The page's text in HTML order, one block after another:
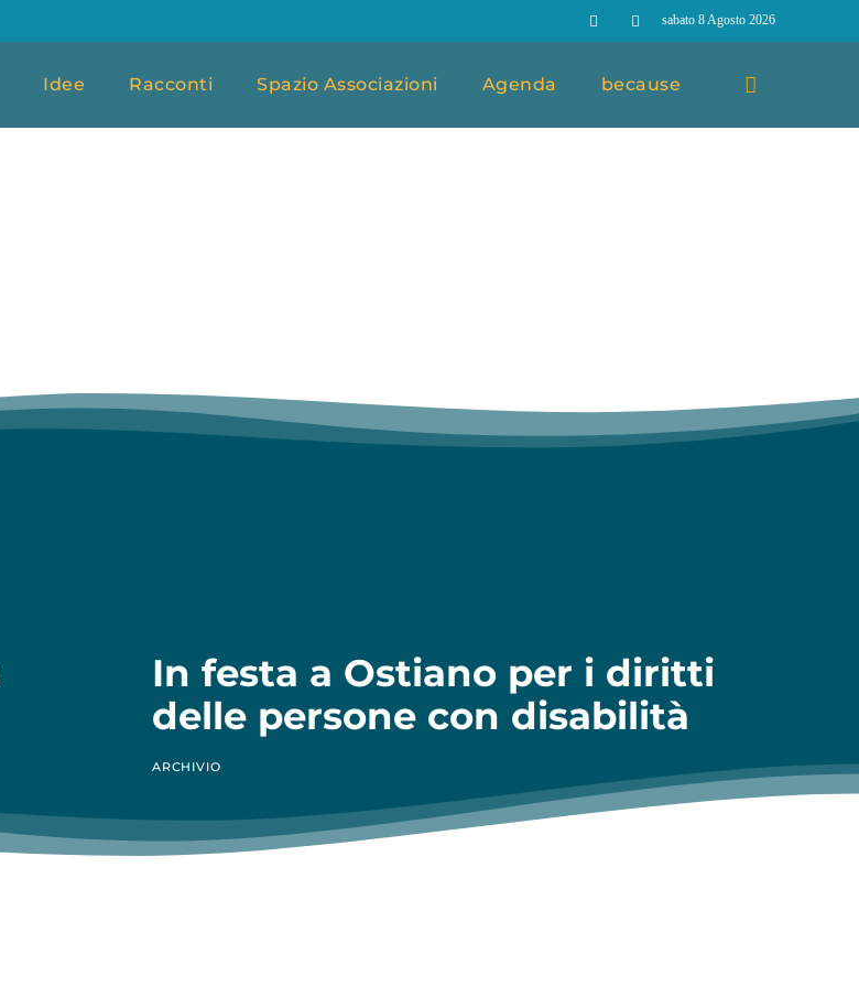
sabato 8 Agosto 2026
Idee Racconti Spazio Associazioni Agenda because
In festa a Ostiano per i diritti
delle persone con disabilità
ARCHIVIO